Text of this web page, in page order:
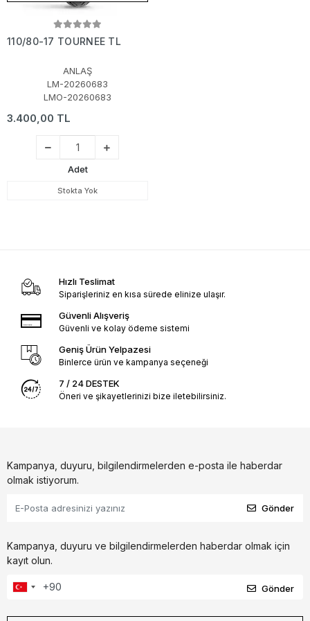
110/80-17 TOURNEE TL
ANLAŞ
LM-20260683
LMO-20260683
3.400,00 TL
Adet
Stokta Yok
Hızlı Teslimat
Siparişleriniz en kısa sürede elinize ulaşır.
Güvenli Alışveriş
Güvenli ve kolay ödeme sistemi
Geniş Ürün Yelpazesi
Binlerce ürün ve kampanya seçeneği
7 / 24 DESTEK
Öneri ve şikayetlerinizi bize iletebilirsiniz.
Kampanya, duyuru, bilgilendirmelerden e-posta ile haberdar
olmak istiyorum.
Gönder
Kampanya, duyuru ve bilgilendirmelerden haberdar olmak için
kayıt olun.
Gönder